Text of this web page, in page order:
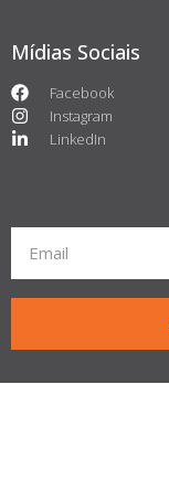
Mídias Sociais
Facebook
Instagram
LinkedIn